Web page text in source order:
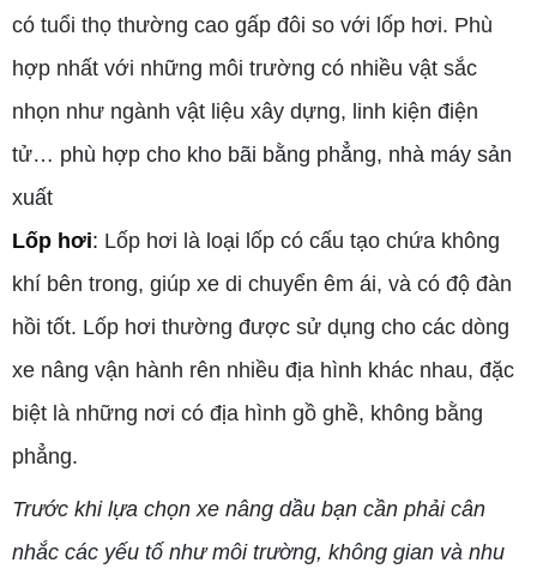
có tuổi thọ thường cao gấp đôi so với lốp hơi. Phù
hợp nhất với những môi trường có nhiều vật sắc
nhọn như ngành vật liệu xây dựng, linh kiện điện
tử… phù hợp cho kho bãi bằng phẳng, nhà máy sản
xuất
Lốp hơi: Lốp hơi là loại lốp có cấu tạo chứa không
khí bên trong, giúp xe di chuyển êm ái, và có độ đàn
hồi tốt. Lốp hơi thường được sử dụng cho các dòng
xe nâng vận hành rên nhiều địa hình khác nhau, đặc
biệt là những nơi có địa hình gồ ghề, không bằng
phẳng.
Trước khi lựa chọn xe nâng dầu bạn cần phải cân
nhắc các yếu tố như môi trường, không gian và nhu